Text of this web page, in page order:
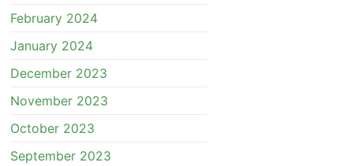
February 2024
January 2024
December 2023
November 2023
October 2023
September 2023